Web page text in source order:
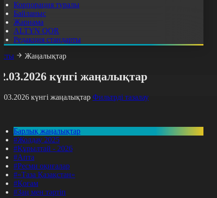
Корпорация туралы
Байланыс
Жарнама
ALTYN QOR
Редакция стандарты
Жаңалықтар
күнгі жаңалықтар
күнгі жаңалықтар Фильтрді тазалау
Барлық жаңалықтар
#Жолдау 2025
#Құрылтай - 2026
#Апта
#Ресми оқиғалар
#«Таза Қазақстан»
#Қоғам
#Заң мен тәртіп